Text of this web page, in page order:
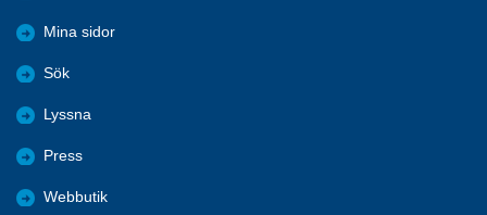
Mina sidor
Sök
Lyssna
Press
Webbutik